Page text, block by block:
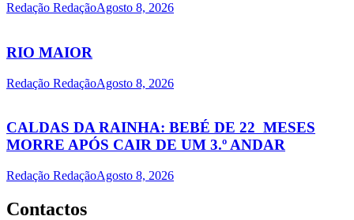
Redação RedaçãoAgosto 8, 2026
RIO MAIOR
Redação RedaçãoAgosto 8, 2026
CALDAS DA RAINHA: BEBÉ DE 22 MESES
MORRE APÓS CAIR DE UM 3.º ANDAR
Redação RedaçãoAgosto 8, 2026
Contactos